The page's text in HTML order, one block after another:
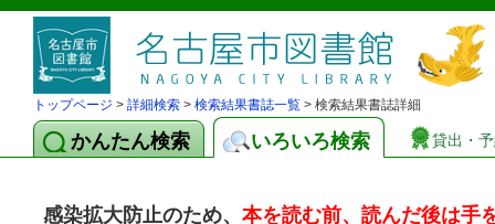
トップページ > 詳細検索 > 検索結果書誌一覧 > 検索結果書誌詳細
かんたん検索 いろいろ検索 貸出・
感染拡大防止のため、本を読む前、読んだ後は手